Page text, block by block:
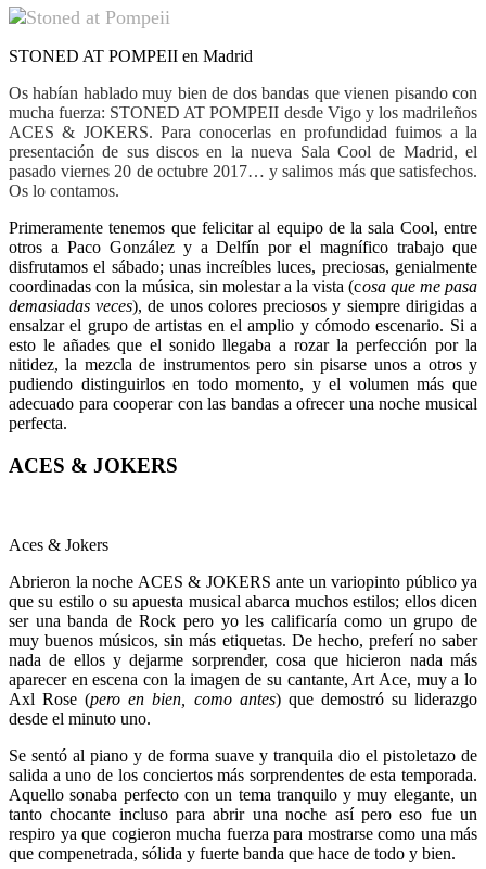
STONED AT POMPEII en Madrid
Os habían hablado muy bien de dos bandas que vienen pisando con
mucha fuerza: STONED AT POMPEII desde Vigo y los madrileños
ACES & JOKERS. Para conocerlas en profundidad fuimos a la
presentación de sus discos en la nueva Sala Cool de Madrid, el
pasado viernes 20 de octubre 2017… y salimos más que satisfechos.
Os lo contamos.
Primeramente tenemos que felicitar al equipo de la sala Cool, entre
otros a Paco González y a Delfín por el magnífico trabajo que
disfrutamos el sábado; unas increíbles luces, preciosas, genialmente
coordinadas con la música, sin molestar a la vista (cosa que me pasa
demasiadas veces), de unos colores preciosos y siempre dirigidas a
ensalzar el grupo de artistas en el amplio y cómodo escenario. Si a
esto le añades que el sonido llegaba a rozar la perfección por la
nitidez, la mezcla de instrumentos pero sin pisarse unos a otros y
pudiendo distinguirlos en todo momento, y el volumen más que
adecuado para cooperar con las bandas a ofrecer una noche musical
perfecta.
ACES & JOKERS
Aces & Jokers
Abrieron la noche ACES & JOKERS ante un variopinto público ya
que su estilo o su apuesta musical abarca muchos estilos; ellos dicen
ser una banda de Rock pero yo les calificaría como un grupo de
muy buenos músicos, sin más etiquetas. De hecho, preferí no saber
nada de ellos y dejarme sorprender, cosa que hicieron nada más
aparecer en escena con la imagen de su cantante, Art Ace, muy a lo
Axl Rose (pero en bien, como antes) que demostró su liderazgo
desde el minuto uno.
Se sentó al piano y de forma suave y tranquila dio el pistoletazo de
salida a uno de los conciertos más sorprendentes de esta temporada.
Aquello sonaba perfecto con un tema tranquilo y muy elegante, un
tanto chocante incluso para abrir una noche así pero eso fue un
respiro ya que cogieron mucha fuerza para mostrarse como una más
que compenetrada, sólida y fuerte banda que hace de todo y bien.